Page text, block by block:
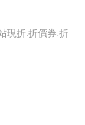
現折.折價券.折